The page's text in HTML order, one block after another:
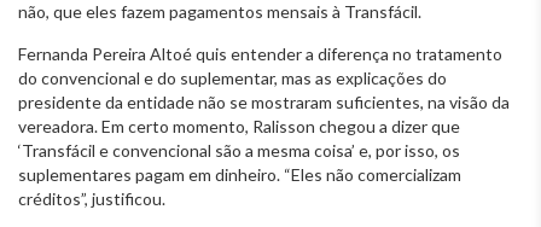
não, que eles fazem pagamentos mensais à Transfácil.
Fernanda Pereira Altoé quis entender a diferença no tratamento
do convencional e do suplementar, mas as explicações do
presidente da entidade não se mostraram suficientes, na visão da
vereadora. Em certo momento, Ralisson chegou a dizer que
‘Transfácil e convencional são a mesma coisa’ e, por isso, os
suplementares pagam em dinheiro. “Eles não comercializam
créditos”, justificou.